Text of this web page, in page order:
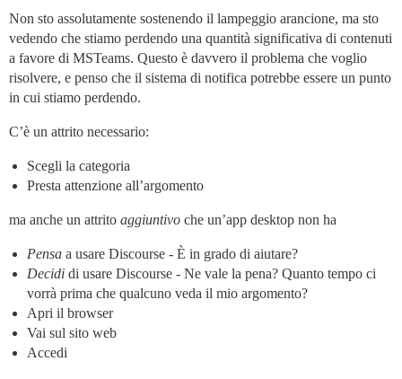
Non sto assolutamente sostenendo il lampeggio arancione, ma sto
vedendo che stiamo perdendo una quantità significativa di contenuti
a favore di MSTeams. Questo è davvero il problema che voglio
risolvere, e penso che il sistema di notifica potrebbe essere un punto
in cui stiamo perdendo.
C’è un attrito necessario:
Scegli la categoria
Presta attenzione all’argomento
ma anche un attrito aggiuntivo che un’app desktop non ha
Pensa a usare Discourse - È in grado di aiutare?
Decidi di usare Discourse - Ne vale la pena? Quanto tempo ci
vorrà prima che qualcuno veda il mio argomento?
Apri il browser
Vai sul sito web
Accedi